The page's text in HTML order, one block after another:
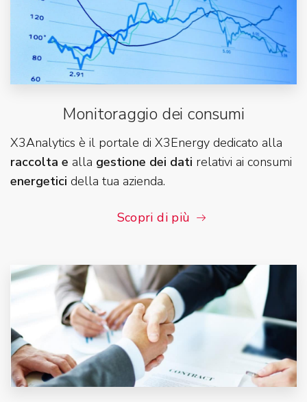
Monitoraggio dei consumi
X3Analytics è il portale di X3Energy dedicato alla
raccolta e alla gestione dei dati relativi ai consumi
energetici della tua azienda.
Scopri di più